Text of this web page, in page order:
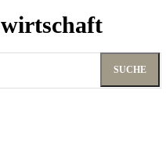
wirtschaft
SUCHE